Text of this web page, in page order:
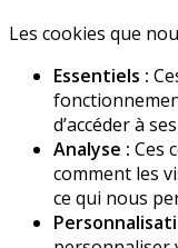
Les cookies que
Essentiels :
d’accéder à
Analyse : Ces
comment les
ce qui nous